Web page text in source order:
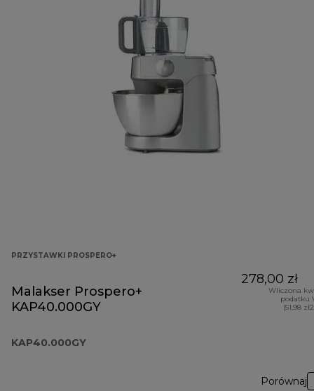
PRZYSTAWKI PROSPERO+
Malakser Prospero+
KAP40.000GY
KAP40.000GY
278,00 zł
Wliczona
podatku
(51,98
Porównaj